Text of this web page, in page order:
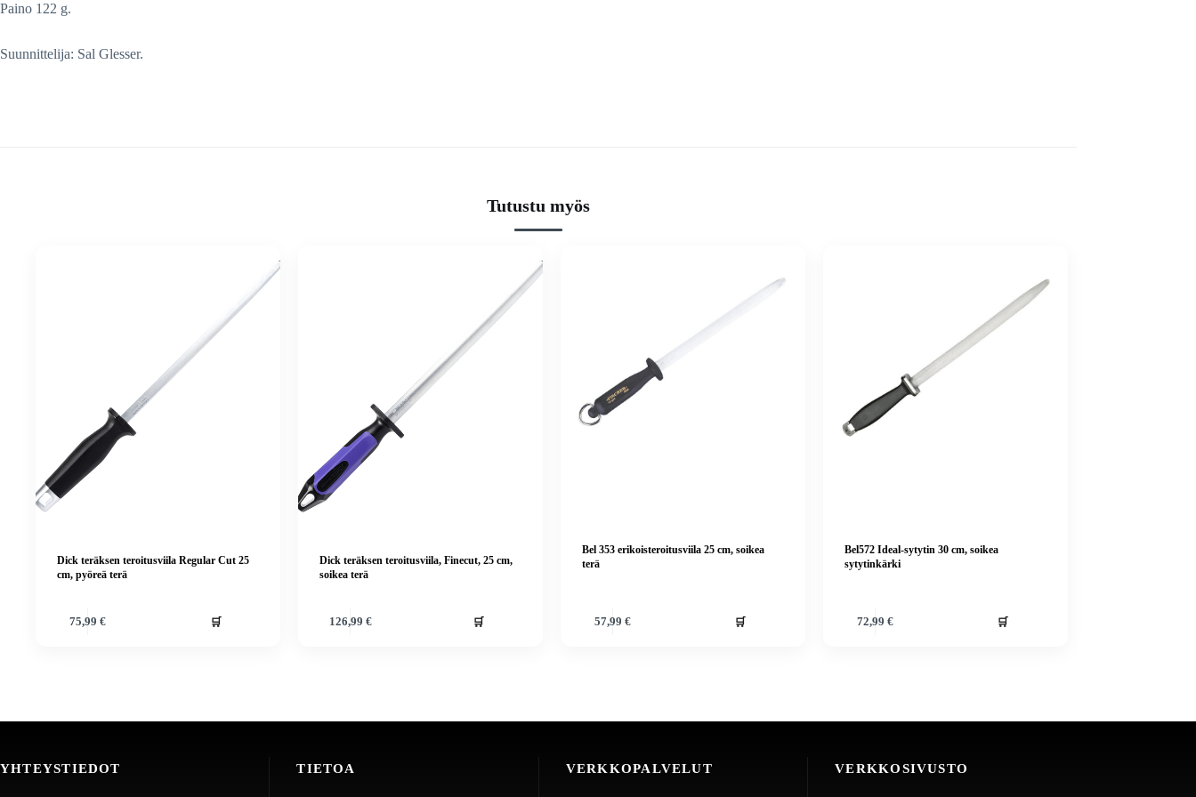
Paino 122 g.
Suunnittelija: Sal Glesser.
Tutustu myös
Dick teräksen teroitusviila Regular Cut 25
cm, pyöreä terä
75,99€ 🛒
Dick teräksen teroitusviila, Finecut, 25 cm,
soikea terä
126,99 € 🛒
Bel 353 erikoisteroitusviila 25 cm, soikea
terä
57,99 € 🛒
Bel572 Ideal-sytytin 30 cm, soikea
sytytinkärki
72,99 € 🛒
YHTEYSTIEDOT TIETOA VERKKOPALVELUT VERKKOSIVUSTO